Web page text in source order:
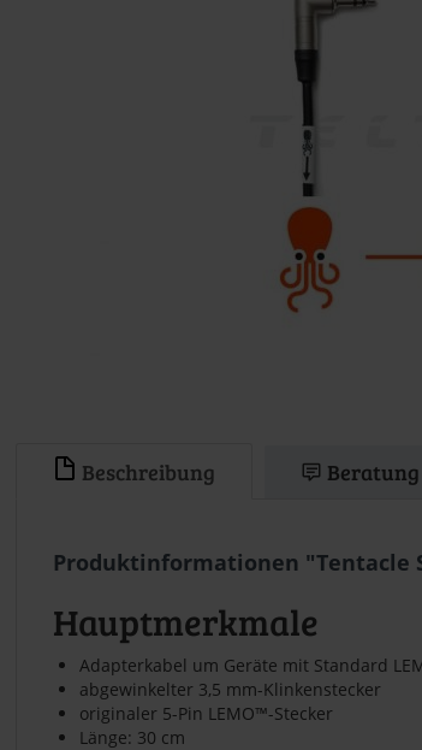
Beschreibung Beratung
Produktinformationen "Tentacle
Hauptmerkmale
Adapterkabel um Geräte mit Standard
abgewinkelter 3,5 mm-Klinkenstecker
originaler 5-Pin LEMO™-Stecker
Länge: 30 cm